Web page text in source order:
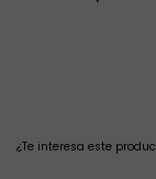
¿Te interesa este